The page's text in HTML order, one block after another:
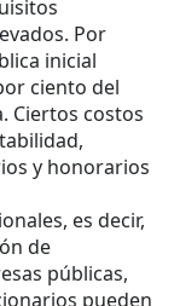
Por
inicial
ciento del
Ciertos costos
y honorarios
es decir,
de
públicas,
pueden